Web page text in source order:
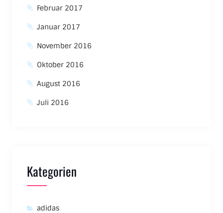
Februar 2017
Januar 2017
November 2016
Oktober 2016
August 2016
Juli 2016
Kategorien
adidas